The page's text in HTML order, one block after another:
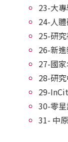
23-大
24-人
25-研
26-新
27-國
28-研
29-
30-零
31- 中